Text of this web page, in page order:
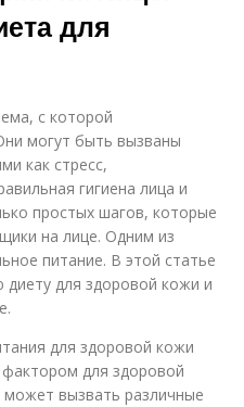
для
с которой
могут быть вызваны
как стресс,
гигиена лица и
простых шагов, которые
на лице. Одним из
питание. В этой статье
для здоровой кожи и
для здоровой кожи
для здоровой
вызвать различные